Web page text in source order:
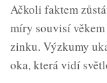
Ačkoli faktem
míry souvisí
zinku. Výzkumy
oka, která vidí